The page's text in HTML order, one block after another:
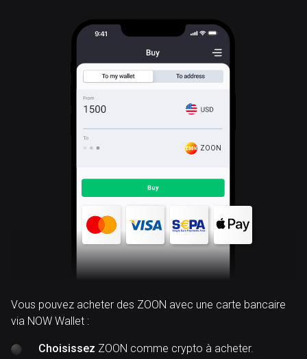
ZOON
Vous pouvez acheter des ZOON avec une carte bancaire
via NOW Wallet :
Choisissez ZOON comme crypto à acheter.